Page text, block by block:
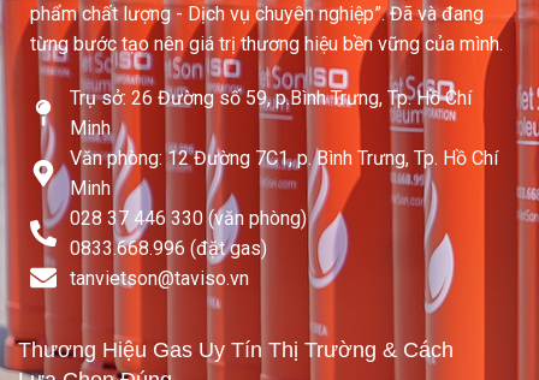
phẩm chất lượng - Dịch vụ chuyên nghiệp”. Đã và đang
từng bước tạo nên giá trị thương hiệu bền vững của mình.
Trụ sở: 26 Đường số 59, p.Bình Trưng, Tp. Hồ Chí
Minh
Văn phòng: 12 Đường 7C1, p. Bình Trưng, Tp. Hồ Chí
Minh
028 37 446 330 (văn phòng)
0833.668.996 (đặt gas)
tanvietson@taviso.vn​
Thương Hiệu Gas Uy Tín Thị Trường & Cách